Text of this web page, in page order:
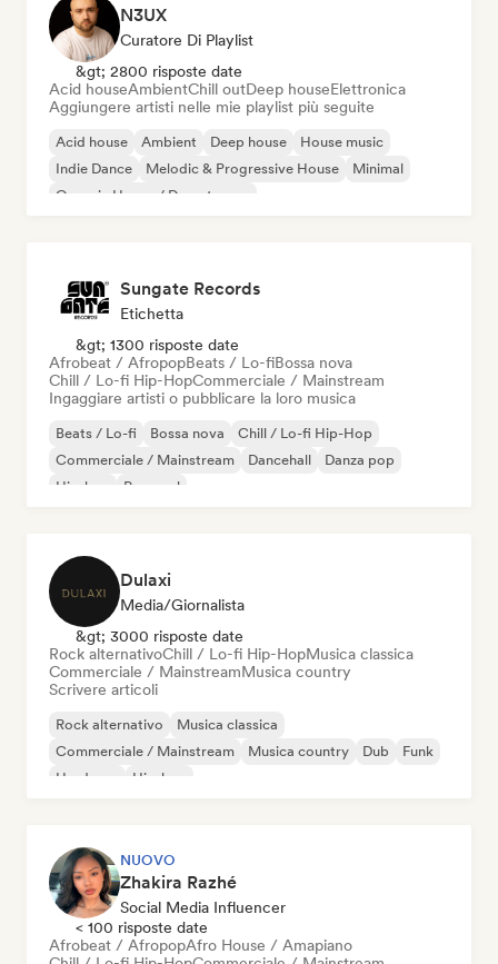
N3UX
Curatore Di Playlist
&gt; 2800 risposte date
Acid houseAmbientChill outDeep houseElettronica
Aggiungere artisti nelle mie playlist più seguite
Acid house Ambient Deep house
House music
Indie Dance
Melodic & Progressive House
Minimal
Organic House / Downtempo
Sungate Records
Etichetta
&gt; 1300 risposte date
Afrobeat / AfropopBeats / Lo-fiBossa nova
Chill / Lo-fi Hip-HopCommerciale / Mainstream
Ingaggiare artisti o pubblicare la loro musica
Beats / Lo-fi Bossa nova
Chill / Lo-fi Hip-Hop
Commerciale / Mainstream
Dancehall
Danza pop
Hip-hop
Pop soul
Dulaxi
Media/Giornalista
&gt; 3000 risposte date
Rock alternativoChill / Lo-fi Hip-HopMusica classica
Commerciale / MainstreamMusica country
Scrivere articoli
Rock alternativo
Musica classica
Commerciale / Mainstream
Musica country Dub
Funk
Hardcore
Hip-hop
NUOVO
Zhakira Razhé
Social Media Influencer
< 100 risposte date
Afrobeat / AfropopAfro House / Amapiano